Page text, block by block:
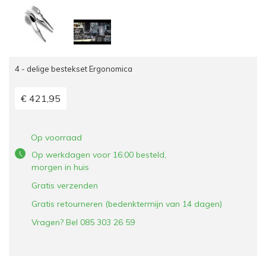
4 - delige bestekset Ergonomica
€ 421,95
Op voorraad
Op werkdagen voor 16:00 besteld,
morgen in huis
Gratis verzenden
Gratis retourneren (bedenktermijn van 14 dagen)
Vragen? Bel 085 303 26 59